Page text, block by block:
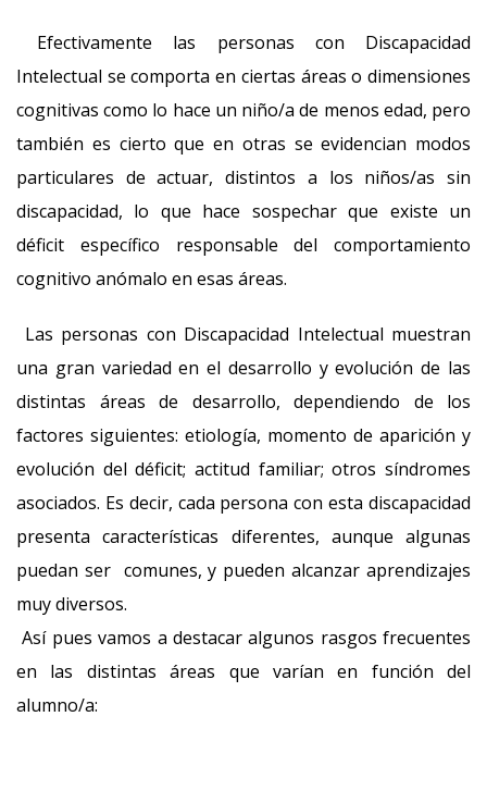
Efectivamente las personas con Discapacidad
Intelectual se comporta en ciertas áreas o dimensiones
cognitivas como lo hace un niño/a de menos edad, pero
también es cierto que en otras se evidencian modos
particulares de actuar, distintos a los niños/as sin
discapacidad, lo que hace sospechar que existe un
déficit específico responsable del comportamiento
cognitivo anómalo en esas áreas.
Las personas con Discapacidad Intelectual muestran
una gran variedad en el desarrollo y evolución de las
distintas áreas de desarrollo, dependiendo de los
factores siguientes: etiología, momento de aparición y
evolución del déficit; actitud familiar; otros síndromes
asociados. Es decir, cada persona con esta discapacidad
presenta características diferentes, aunque algunas
puedan ser comunes, y pueden alcanzar aprendizajes
muy diversos.
Así pues vamos a destacar algunos rasgos frecuentes
en las distintas áreas que varían en función del
alumno/a: